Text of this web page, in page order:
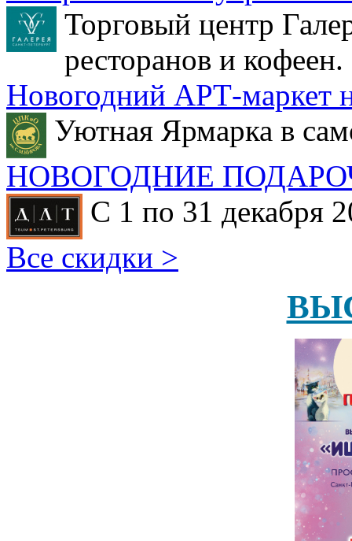
Торговый центр
ресторанов и кофеен.
Новогодний АРТ-маркет
Уютная Ярмарка в
НОВОГОДНИЕ
С 1 по 31 декабря
Все скидки >